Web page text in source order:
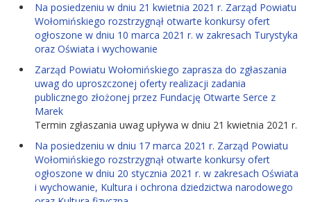
Na posiedzeniu w dniu 21 kwietnia 2021 r. Zarząd Powiatu
Wołomińskiego rozstrzygnął otwarte konkursy ofert
ogłoszone w dniu 10 marca 2021 r. w zakresach Turystyka
oraz Oświata i wychowanie
Zarząd Powiatu Wołomińskiego zaprasza do zgłaszania
uwag do uproszczonej oferty realizacji zadania
publicznego złożonej przez Fundację Otwarte Serce z
Marek
Termin zgłaszania uwag upływa w dniu 21 kwietnia 2021 r.
Na posiedzeniu w dniu 17 marca 2021 r. Zarząd Powiatu
Wołomińskiego rozstrzygnął otwarte konkursy ofert
ogłoszone w dniu 20 stycznia 2021 r. w zakresach Oświata
i wychowanie, Kultura i ochrona dziedzictwa narodowego